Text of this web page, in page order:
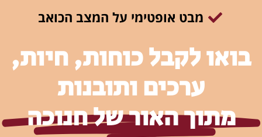
מבט אופטימי על המצב הכואב
בואו לקבל כוחות, חיות,
ערכים ותובנות
מתוך האור של חנוכה